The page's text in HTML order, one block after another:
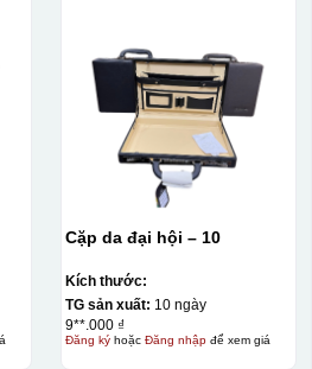
cần in được phơi sáng tạo
đẩy qua các lỗ nhỏ trên lưới
để in lên bề mặt sản
móc khóa hay các vật phẩm quà
cho phép in được nhiều màu sắc
có thể in trên nhiều chất liệu và
lượng lớn, tuy nhiên đòi hỏi
và chi phí setup ban đầu
Cặp da đại hội – 10
Kích thước:
TG sản xuất: 10 ngày
9**.000 ₫
Đăng kýhoặc Đăng nhậpđể xem giá